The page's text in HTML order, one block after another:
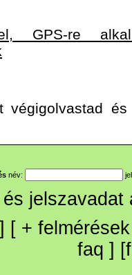
GPS-re
végigolvastad
név:
és
] [ + felmérések
faq ] [